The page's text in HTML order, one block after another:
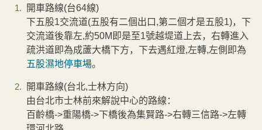
開車路線(台64線)
下五股1交流道(五股有二個出口,第二個才是五股1)，下
交流道後靠左,約50M即是至1號越堤道上去，右轉進入
疏洪道即為成蘆大橋下方，下去遇紅燈,左轉,左側即為
五股濕地停車場。
開車路線(台北,士林方向)
由台北市士林前來解說中心的路線：
百齡橋->重陽橋->下橋後為集賢路->右轉三信路->左轉